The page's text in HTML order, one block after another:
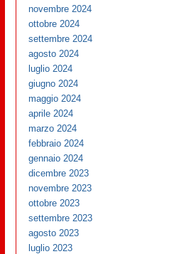
novembre 2024
ottobre 2024
settembre 2024
agosto 2024
luglio 2024
giugno 2024
maggio 2024
aprile 2024
marzo 2024
febbraio 2024
gennaio 2024
dicembre 2023
novembre 2023
ottobre 2023
settembre 2023
agosto 2023
luglio 2023